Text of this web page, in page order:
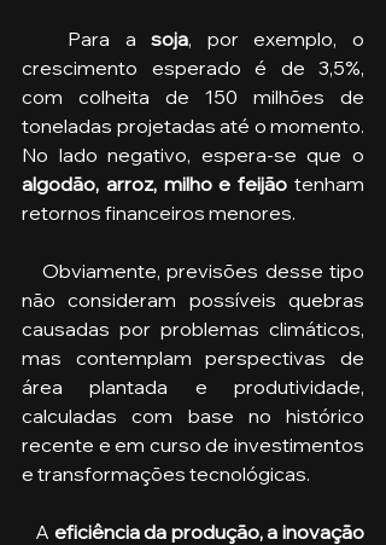
   Para a
soja, por exemplo, o
crescimento esperado é de 3,5%,
com colheita de 150 milhões de
toneladas projetadas até o momento.
algodão, arroz, milho e feijão tenham
retornos financeiros menores.
não consideram possíveis quebras
causadas por problemas climáticos,
mas contemplam perspectivas de
área plantada e produtividade,
calculadas com base no histórico
recente e em curso de investimentos
e transformações tecnológicas.
   A
eficiência da produção, a inovação